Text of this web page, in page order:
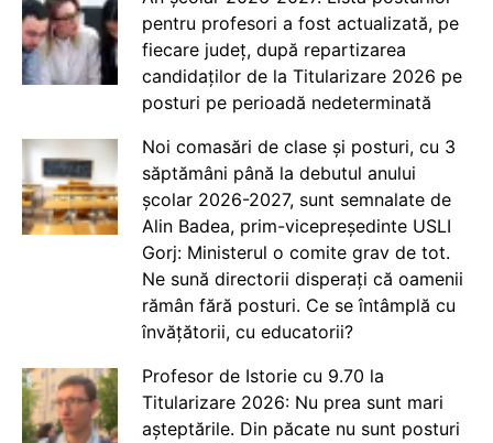
pentru profesori a fost actualizată, pe
fiecare județ, după repartizarea
candidaților de la Titularizare 2026 pe
posturi pe perioadă nedeterminată
Noi comasări de clase și posturi, cu 3
săptămâni până la debutul anului
școlar 2026-2027, sunt semnalate de
Alin Badea, prim-vicepreședinte USLI
Gorj: Ministerul o comite grav de tot.
Ne sună directorii disperați că oamenii
rămân fără posturi. Ce se întâmplă cu
învățătorii, cu educatorii?
Profesor de Istorie cu 9.70 la
Titularizare 2026: Nu prea sunt mari
așteptările. Din păcate nu sunt posturi